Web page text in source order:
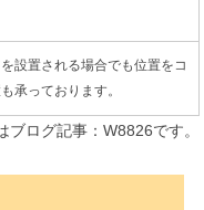
設置される場合でも位置をコ
承っております。
ブログ記事：W8826です。